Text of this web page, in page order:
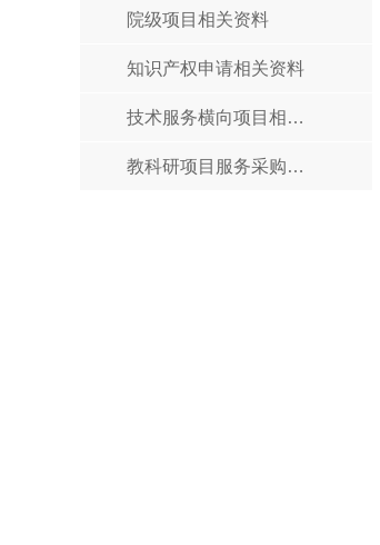
院级项目相关资料
知识产权申请相关资料
技术服务横向项目相关资料
教科研项目服务采购相关资料